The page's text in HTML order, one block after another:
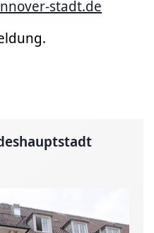
stadt.de